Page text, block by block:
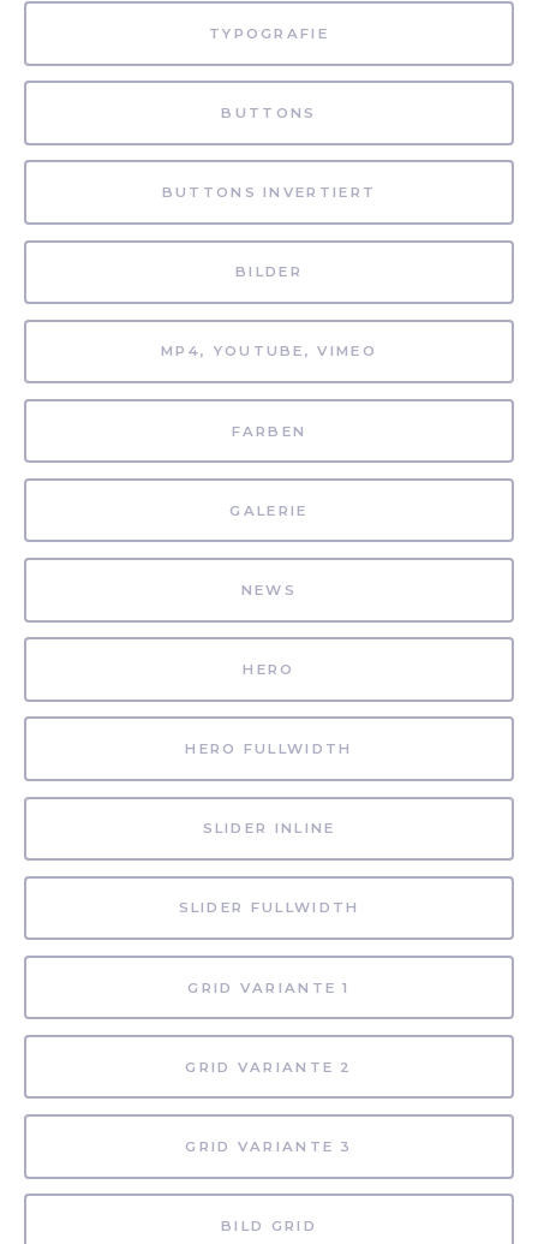
TYPOGRAFIE
BUTTONS
BUTTONS INVERTIERT
BILDER
MP4, YOUTUBE, VIMEO
FARBEN
GALERIE
NEWS
HERO
HERO FULLWIDTH
SLIDER INLINE
SLIDER FULLWIDTH
GRID VARIANTE 1
GRID VARIANTE 2
GRID VARIANTE 3
BILD GRID